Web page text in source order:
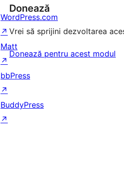
Donează
Vrei să sprijini dezvoltarea
Donează pentru acest modul
WordPress.com
↗
Matt
↗
bbPress
↗
BuddyPress
↗